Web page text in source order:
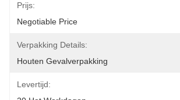
Prijs:
Negotiable Price
Verpakking Details:
Houten Gevalverpakking
Levertijd: